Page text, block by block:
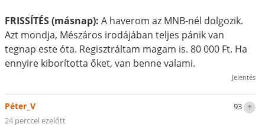
FRISSÍTÉS (másnap): A haverom az MNB-nél dolgozik.
Azt mondja, Mészáros irodájában teljes pánik van
tegnap este óta. Regisztráltam magam is. 80 000 Ft. Ha
ennyire kiborította őket, van benne valami.
Jelentés
93
Péter_V
24 perccel ezelőtt